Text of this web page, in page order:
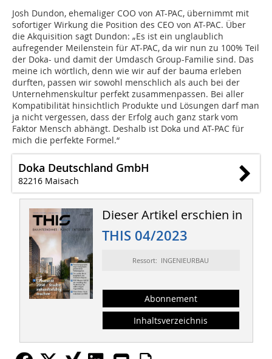
Josh Dundon, ehemaliger COO von AT-PAC, übernimmt mit
sofortiger Wirkung die Position des CEO von AT-PAC. Über
die Akquisition sagt Dundon: „Es ist ein unglaublich
aufregender Meilenstein für AT-PAC, da wir nun zu 100% Teil
der Doka- und damit der Umdasch Group-Familie sind. Das
meine ich wörtlich, denn wie wir auf der bauma erleben
durften, passen wir sowohl menschlich als auch bei der
Unternehmenskultur perfekt zusammenpassen. Bei aller
Kompatibilität hinsichtlich Produkte und Lösungen darf man
ja nicht vergessen, dass der Erfolg auch ganz stark vom
Faktor Mensch abhängt. Deshalb ist Doka und AT-PAC für
mich die perfekte Formel.“
Doka Deutschland GmbH
82216 Maisach
Dieser Artikel erschien in
THIS 04/2023
Ressort: INGENIEURBAU
Abonnement
Inhaltsverzeichnis